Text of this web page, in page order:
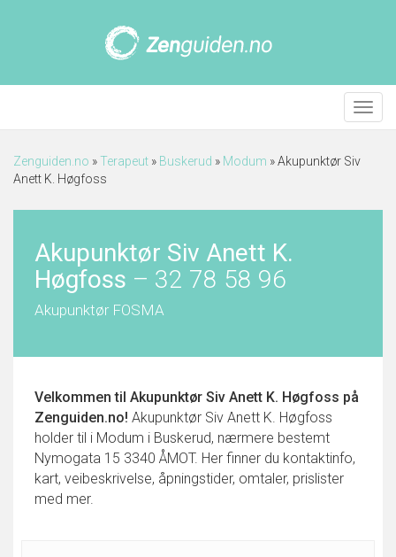
Meny
Zenguiden.no »Terapeut » Buskerud » Modum »Akupunktør Siv
Anett K. Høgfoss
Akupunktør Siv Anett K.
Høgfoss – 32 78 58 96
Akupunktør FOSMA
Velkommen til Akupunktør Siv Anett K. Høgfoss på
Zenguiden.no! Akupunktør Siv Anett K. Høgfoss
holder til i Modum i Buskerud, nærmere bestemt
Nymogata 15 3340 ÅMOT. Her finner du kontaktinfo,
kart, veibeskrivelse, åpningstider, omtaler, prislister
med mer.